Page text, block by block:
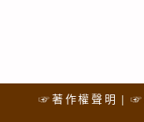
☞著作權聲明 ☞